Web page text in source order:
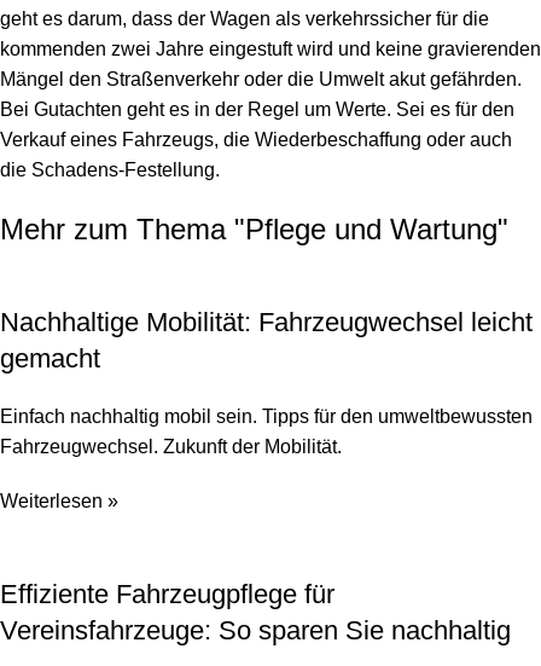
geht es darum, dass der Wagen als verkehrssicher für die
kommenden zwei Jahre eingestuft wird und keine gravierenden
Mängel den Straßenverkehr oder die Umwelt akut gefährden.
Bei Gutachten geht es in der Regel um Werte. Sei es für den
Verkauf eines Fahrzeugs, die Wiederbeschaffung oder auch
die Schadens-Festellung.
Mehr zum Thema "Pflege und Wartung"
Nachhaltige Mobilität: Fahrzeugwechsel leicht
gemacht
Einfach nachhaltig mobil sein. Tipps für den umweltbewussten
Fahrzeugwechsel. Zukunft der Mobilität.
Weiterlesen »
Effiziente Fahrzeugpflege für
Vereinsfahrzeuge: So sparen Sie nachhaltig